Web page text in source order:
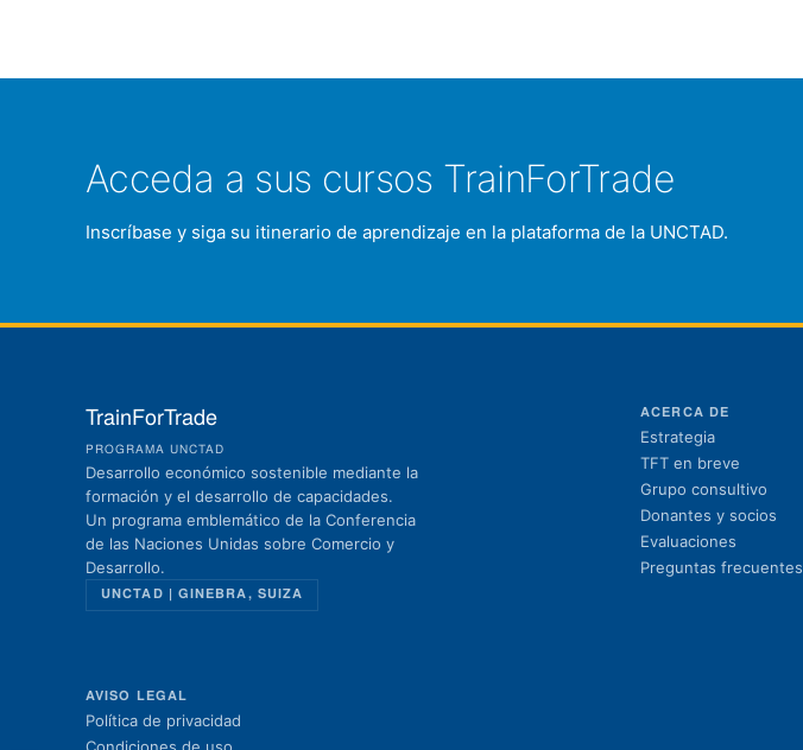
Acceda a sus cursos TrainForTrade
Inscríbase y siga su itinerario de aprendizaje en la plataforma de la UNCTAD.
TrainForTrade
PROGRAMA UNCTAD
Desarrollo económico sostenible mediante la
formación y el desarrollo de capacidades.
Un programa emblemático de la Conferencia
de las Naciones Unidas sobre Comercio y
Desarrollo.
UNCTAD | GINEBRA, SUIZA
ACERCA DE
Estrategia
TFT en breve
Grupo consultivo
Donantes y socios
Evaluaciones
Preguntas frecuentes
AVISO LEGAL
Política de privacidad